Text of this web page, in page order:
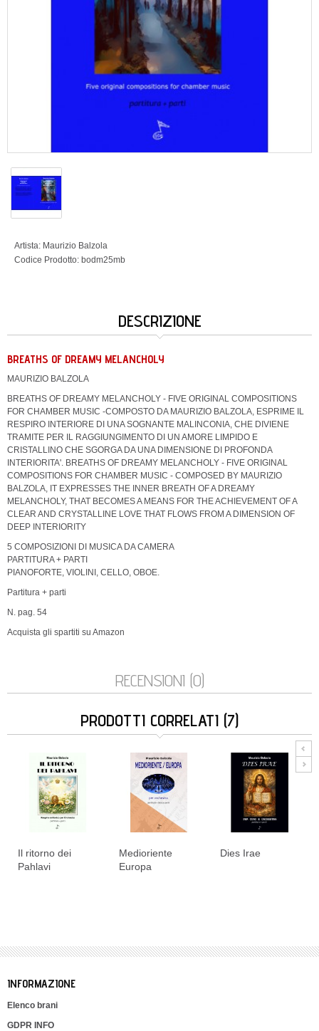
Artista: Maurizio Balzola
Codice Prodotto: bodm25mb
DESCRIZIONE
BREATHS OF DREAMY MELANCHOLY
MAURIZIO BALZOLA
BREATHS OF DREAMY MELANCHOLY - FIVE ORIGINAL COMPOSITIONS
FOR CHAMBER MUSIC -COMPOSTO DA MAURIZIO BALZOLA, ESPRIME IL
RESPIRO INTERIORE DI UNA SOGNANTE MALINCONIA, CHE DIVIENE
TRAMITE PER IL RAGGIUNGIMENTO DI UN AMORE LIMPIDO E
CRISTALLINO CHE SGORGA DA UNA DIMENSIONE DI PROFONDA
INTERIORITA'. BREATHS OF DREAMY MELANCHOLY - FIVE ORIGINAL
COMPOSITIONS FOR CHAMBER MUSIC - COMPOSED BY MAURIZIO
BALZOLA, IT EXPRESSES THE INNER BREATH OF A DREAMY
MELANCHOLY, THAT BECOMES A MEANS FOR THE ACHIEVEMENT OF A
CLEAR AND CRYSTALLINE LOVE THAT FLOWS FROM A DIMENSION OF
DEEP INTERIORITY
5 COMPOSIZIONI DI MUSICA DA CAMERA
PARTITURA + PARTI
PIANOFORTE, VIOLINI, CELLO, OBOE.
Partitura + parti
N. pag. 54
Acquista gli spartiti su Amazon
RECENSIONI (0)
PRODOTTI CORRELATI (7)
Il ritorno dei
Pahlavi
Medioriente
Europa
Dies Irae
INFORMAZIONE
Elenco brani
GDPR INFO